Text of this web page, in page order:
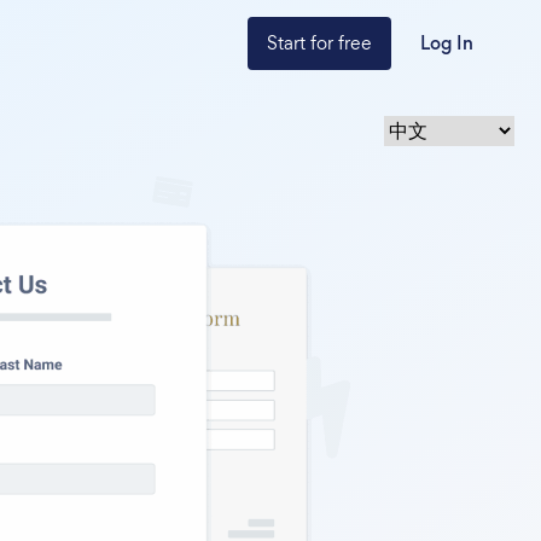
Start for free Log In